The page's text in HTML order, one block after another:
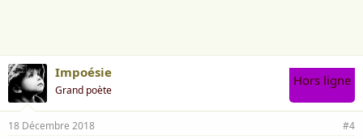
Impoésie
Grand poète
Hors ligne
18 Décembre 2018 #4